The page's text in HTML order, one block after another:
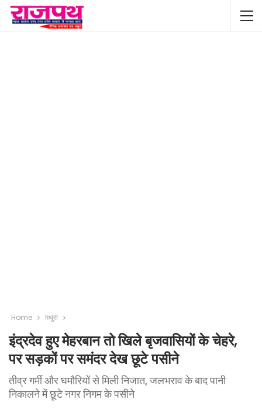
Home मथुरा
इंद्रदेव हुए मेहरबान तो खिले बृजवासियों के चेहरे,
पर सड़कों पर समंदर देख छूटे पसीने
तीव्र गर्मी और घमौरियों से मिली निजात, जलभराव के बाद पानी
निकालने में छूटे नगर निगम के पसीने